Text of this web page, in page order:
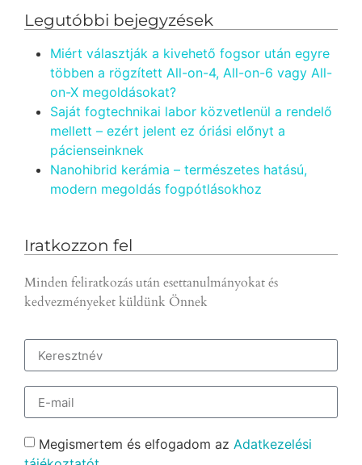
Legutóbbi bejegyzések
Miért választják a kivehető fogsor után egyre
többen a rögzített All-on-4, All-on-6 vagy All-
on-X megoldásokat?
Saját fogtechnikai labor közvetlenül a rendelő
mellett – ezért jelent ez óriási előnyt a
pácienseinknek
Nanohibrid kerámia – természetes hatású,
modern megoldás fogpótlásokhoz
Iratkozzon fel
Minden feliratkozás után esettanulmányokat és
kedvezményeket küldünk Önnek
Megismertem és elfogadom az Adatkezelési